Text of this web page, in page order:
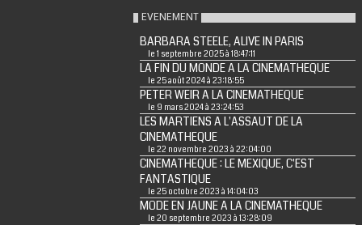
EVENEMENT
BARBARA STEELE, ALIVE IN PARIS
le 1 septembre 2025 à 18:47:11
LA FIN DU MONDE A LA CINEMATHEQUE
le 25 août 2024 à 23:18:55
PETER WEIR A LA CINEMATHEQUE
le 9 mars 2024 à 23:24:53
LES MARTIENS A L'ASSAUT DE LA
CINEMATHEQUE
le 22 novembre 2023 à 22:04:00
CINEMATHEQUE : LE MEXIQUE, C'EST
FANTASTIQUE
le 25 octobre 2023 à 14:04:03
MODE EN JAUNE A LA CINEMATHEQUE
le 20 septembre 2023 à 13:28:09